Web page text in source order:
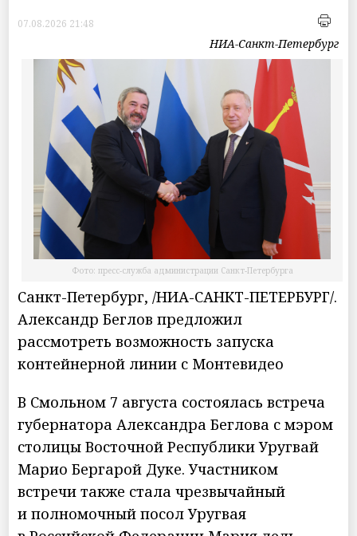
07.08.2026 21:48
НИА-Санкт-Петербург
Фото: пресс-служба администрации Санкт-Петербурга
Санкт-Петербург, /НИА-САНКТ-ПЕТЕРБУРГ/.
Александр Беглов предложил
рассмотреть возможность запуска
контейнерной линии с Монтевидео
В Смольном 7 августа состоялась встреча
губернатора Александра Беглова с мэром
столицы Восточной Республики Уругвай
Марио Бергарой Дуке. Участником
встречи также стала чрезвычайный
и полномочный посол Уругвая